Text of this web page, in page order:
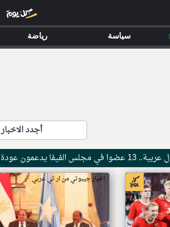
أجدد الاخبار
اخبار جيبوتي من ار تي عربي
سياسة رياضة